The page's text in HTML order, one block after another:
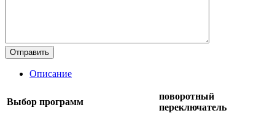
Описание
Выбор программ
поворотный
переключатель